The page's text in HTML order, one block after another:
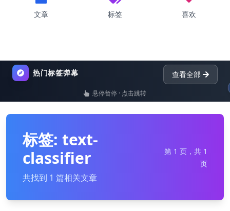
文章 标签 喜欢
热门标签弹幕 查看全部
list nginx dictionary
悬停暂停 · 点击跳转
标签: text-
classifier
共找到 1 篇相关文章
第 1 页，共 1
页